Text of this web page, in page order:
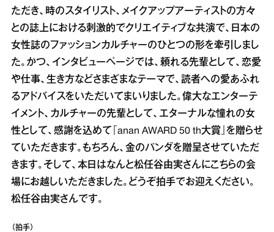
ただき、時のスタイリスト、メイクアップアーティストの方々
との誌上における刺激的でクリエイティブな共演で、日本の
女性誌のファッションカルチャーのひとつの形を牽引しまし
た。かつ、インタビューページでは、頼れる先輩として、恋愛
や仕事、生き方などさまざまなテーマで、読者への愛あふれ
るアドバイスをいただいてまいりました。偉大なエンターテ
イメント、カルチャーの先輩として、エターナルな憧れの女
性として、感謝を込めて『anan AWARD 50 th大賞』を贈らせ
ていただきます。もちろん、金のパンダを贈呈させていただ
きます。そして、本日はなんと松任谷由実さんにこちらの会
場にお越しいただきました。どうぞ拍手でお迎えください。
松任谷由実さんです。
（拍手）